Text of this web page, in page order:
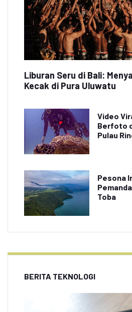
Liburan Seru di Bali:
Kecak di Pura Uluwatu
Video
Berfoto
Pulau
Pesona
Toba
BERITA TEKNOLOGI